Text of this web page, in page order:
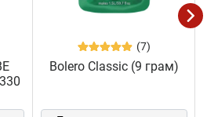
(7)
Bolero Classic (9 грам)